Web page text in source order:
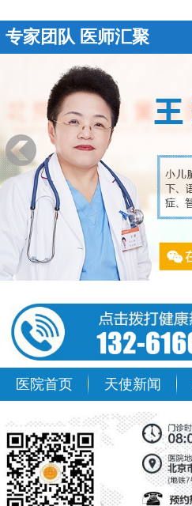
专家团队 医师汇聚
医院首页 天使新闻